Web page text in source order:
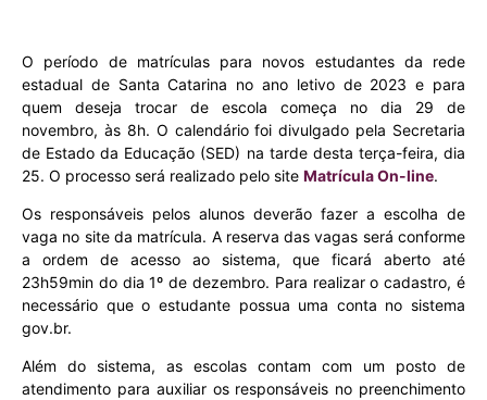
O período de matrículas para novos estudantes da rede
estadual de Santa Catarina no ano letivo de 2023 e para
quem deseja trocar de escola começa no dia 29 de
novembro, às 8h. O calendário foi divulgado pela Secretaria
de Estado da Educação (SED) na tarde desta terça-feira, dia
25. O processo será realizado pelo site Matrícula On-line.
Os responsáveis pelos alunos deverão fazer a escolha de
vaga no site da matrícula. A reserva das vagas será conforme
a ordem de acesso ao sistema, que ficará aberto até
23h59min do dia 1º de dezembro. Para realizar o cadastro, é
necessário que o estudante possua uma conta no sistema
gov.br.
Além do sistema, as escolas contam com um posto de
atendimento para auxiliar os responsáveis no preenchimento